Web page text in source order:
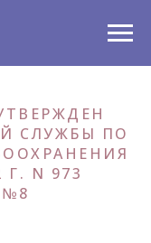
СЛУЖБЫ ПО
N 973